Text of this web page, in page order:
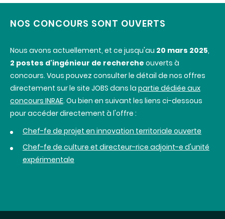
NOS CONCOURS SONT OUVERTS
Nous avons actuellement, et ce jusqu'au 20 mars 2025,
2 postes d'ingénieur de recherche ouverts à
concours. Vous pouvez consulter le détail de nos offres
directement sur le site JOBS dans la partie dédiée aux
concours INRAE. Ou bien en suivant les liens ci-dessous
pour accéder directement à l'offre :
Chef-fe de projet en innovation territoriale ouverte
Chef-fe de culture et directeur-rice adjoint-e d'unité
expérimentale